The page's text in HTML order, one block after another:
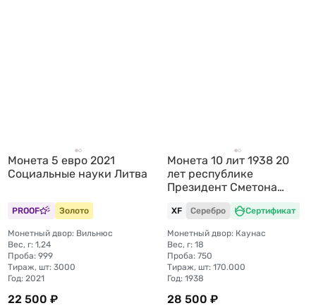
Монета 5 евро 2021
Социальные науки Литва
PROOF Золото
Монетный двор: Вильнюс
Вес, г: 1,24
Проба: 999
Тираж, шт: 3000
Год: 2021
22 500 ₽
Монета 10 лит 1938 20
лет республике
Президент Сметона
Литва
XF Серебро Сертификат
Монетный двор: Каунас
Вес, г: 18
Проба: 750
Тираж, шт: 170.000
Год: 1938
28 500 ₽